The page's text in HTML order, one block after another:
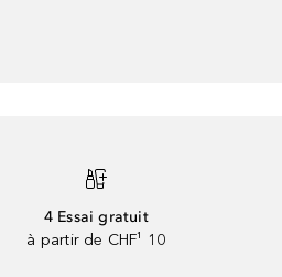
4 Essai gratuit
à partir de CHF¹ 10